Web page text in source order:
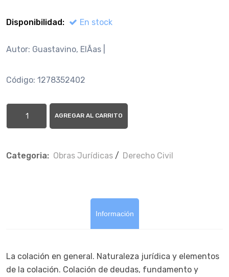
Disponibilidad: En stock
Autor: Guastavino, ElÃ­as |
Código: 1278352402
AGREGAR AL CARRITO
Categoria: Obras Jurí­dicas / Derecho Civil
Información
La colación en general. Naturaleza jurídica y elementos
de la colación. Colación de deudas, fundamento y